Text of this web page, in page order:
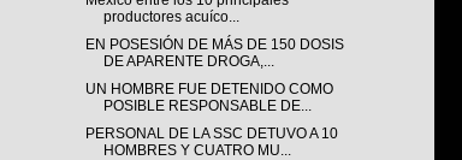
productores acuíco...
EN POSESIÓN DE MÁS DE 150 DOSIS
DE APARENTE DROGA,...
UN HOMBRE FUE DETENIDO COMO
POSIBLE RESPONSABLE DE...
PERSONAL DE LA SSC DETUVO A 10
HOMBRES Y CUATRO MU...